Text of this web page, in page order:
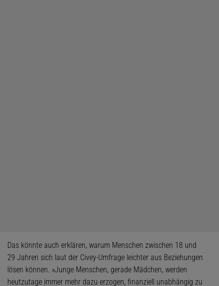
Das könnte auch erklären, warum Menschen zwischen 18 und
29 Jahren sich laut der Civey-Umfrage leichter aus Beziehungen
lösen können. »Junge Menschen, gerade Mädchen, werden
heutzutage immer mehr dazu erzogen, finanziell unabhängig zu